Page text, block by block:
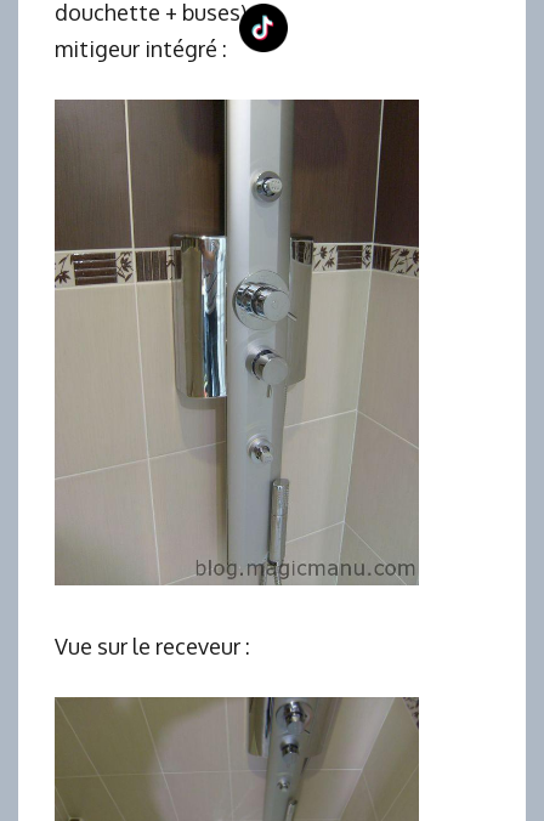
douchette + buses) et
mitigeur intégré :
Vue sur le receveur :